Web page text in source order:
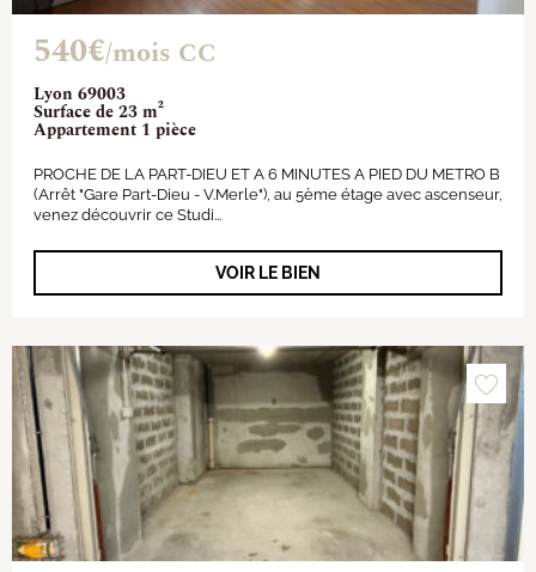
Lyon 69003
Surface de 23 m²
Appartement 1 pièce
540€/mois CC
PROCHE DE LA PART-DIEU ET A 6 MINUTES A PIED DU METRO B
(Arrêt "Gare Part-Dieu - V.Merle"), au 5ème étage avec ascenseur,
venez découvrir ce Studi...
VOIR LE BIEN